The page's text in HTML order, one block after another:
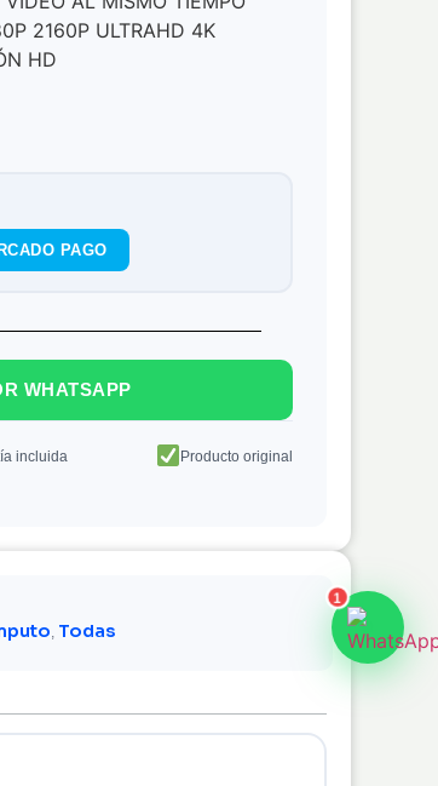
2160P ULTRAHD 4K
HD
PAGO
WHATSAPP
incluida Producto original
Todas
1